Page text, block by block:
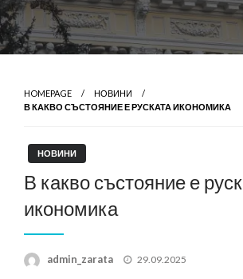
HOMEPAGE
НОВИНИ
В КАКВО СЪСТОЯНИЕ Е РУСКАТА ИКОНОМИКА
НОВИНИ
В какво състояние е
икономика
admin_zarata
Posted
29.09.2025